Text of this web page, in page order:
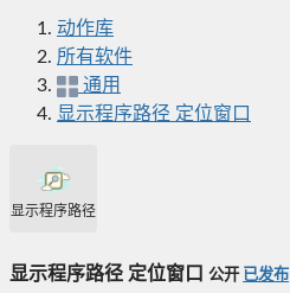
动作库
所有软件
通用
显示程序路径 定位窗口
显示程序路径 定位窗口
显示程序路径 定位窗口 公开 已发布